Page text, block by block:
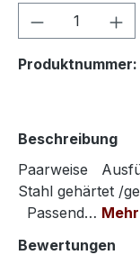
Produkt
Produktnummer:
Beschreibung
Paarweise
Stahl gehärtet /
Passend… Mehr
Bewertungen